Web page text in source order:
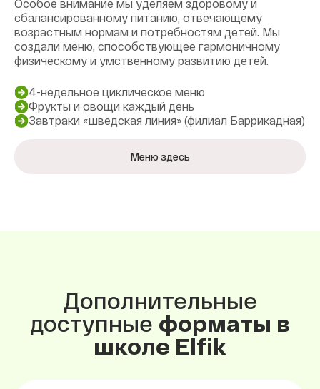
Особое внимание мы уделяем здоровому и
сбалансированному питанию, отвечающему
возрастным нормам и потребностям детей. Мы
создали меню, способствующее гармоничному
физическому и умственному развитию детей.
4-недельное циклическое меню
Фрукты и овощи каждый день
Завтраки «шведская линия» (филиал Баррикадная)
Меню здесь
Дополнительные
доступные форматы в
школе Elfik